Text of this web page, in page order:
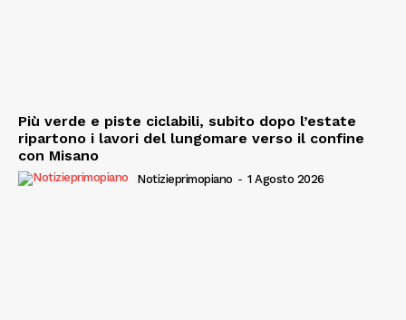
Più verde e piste ciclabili, subito dopo l’estate
ripartono i lavori del lungomare verso il confine
con Misano
Notizieprimopiano - 1 Agosto 2026